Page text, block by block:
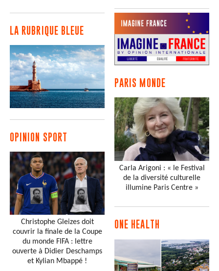
LA RUBRIQUE BLEUE
OPINION SPORT
Christophe Gleizes doit
couvrir la finale de la Coupe
du monde FIFA : lettre
ouverte à Didier Deschamps
et Kylian Mbappé !
PARIS MONDE
Carla Arigoni : « le Festival
de la diversité culturelle
illumine Paris Centre »
ONE HEALTH